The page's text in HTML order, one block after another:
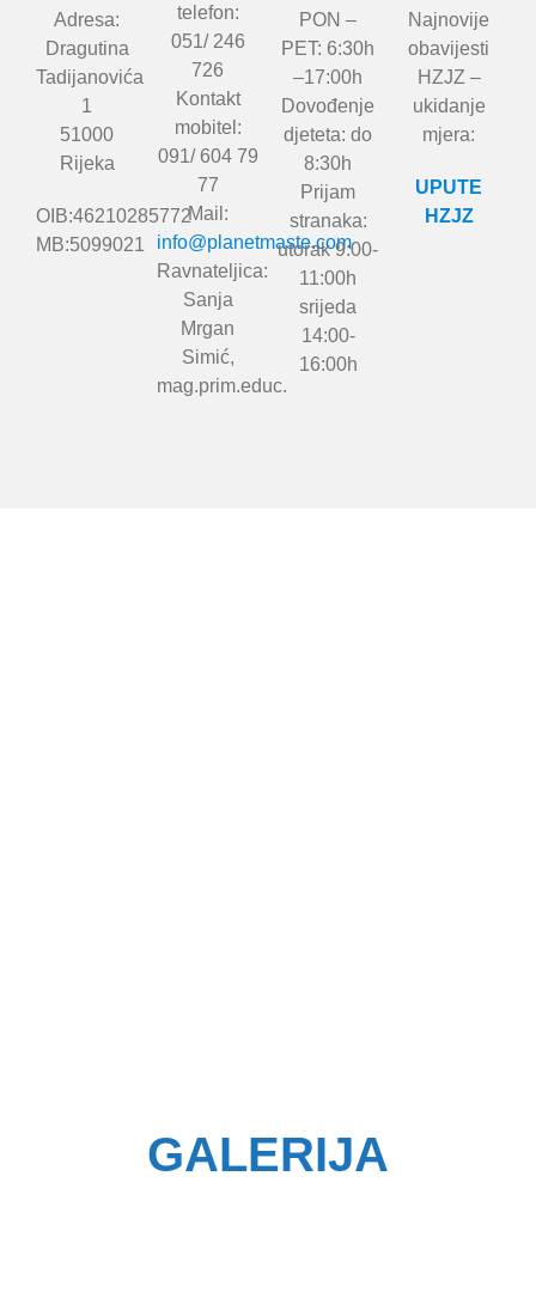
Adresa:
Dragutina
Tadijanovića
1
51000
Rijeka
OIB:46210285772
MB:5099021
telefon:
051/ 246
726
Kontakt
mobitel:
091/ 604 79
77
Mail:
info@planetmaste.com
Ravnateljica:
Sanja
Mrgan
Simić,
mag.prim.educ.
PON –
PET: 6:30h
–17:00h
Dovođenje
djeteta: do
8:30h
Prijam
stranaka:
utorak 9:00-
11:00h
srijeda
14:00-
16:00h
Najnovije
obavijesti
HZJZ –
ukidanje
mjera:
UPUTE
HZJZ
GALERIJA